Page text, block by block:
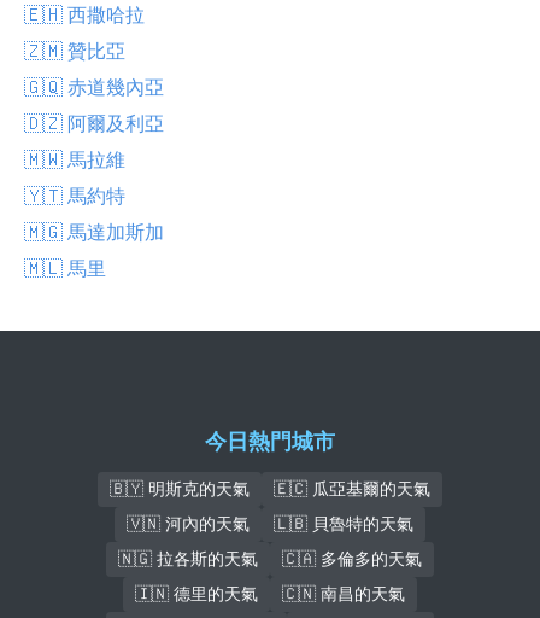
🇪🇭 西撒哈拉
🇿🇲 贊比亞
🇬🇶 赤道幾內亞
🇩🇿 阿爾及利亞
🇲🇼 馬拉維
🇾🇹 馬約特
🇲🇬 馬達加斯加
🇲🇱 馬里
今日熱門城市
🇧🇾 明斯克的天氣
🇪🇨 瓜亞基爾的天氣
🇻🇳 河內的天氣
🇱🇧 貝魯特的天氣
🇳🇬 拉各斯的天氣
🇨🇦 多倫多的天氣
🇮🇳 德里的天氣
🇨🇳 南昌的天氣